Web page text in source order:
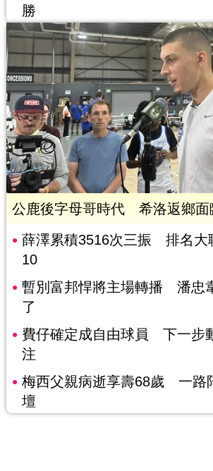
勝
公鹿後字母哥時代 希洛返鄉面
薛澤累積3516次三振 排名大
10
暫別富邦悍將主場轉播 潘忠
了
費仔確定成自由球員 下一步
注
梅西父親病逝享壽68歲 一路
壇